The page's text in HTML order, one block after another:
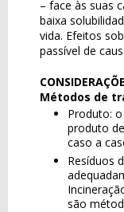
– face às suas
baixa
vida. Efeitos
passível de
Métodos de
Produto:
produto
caso a
Resíduos
são